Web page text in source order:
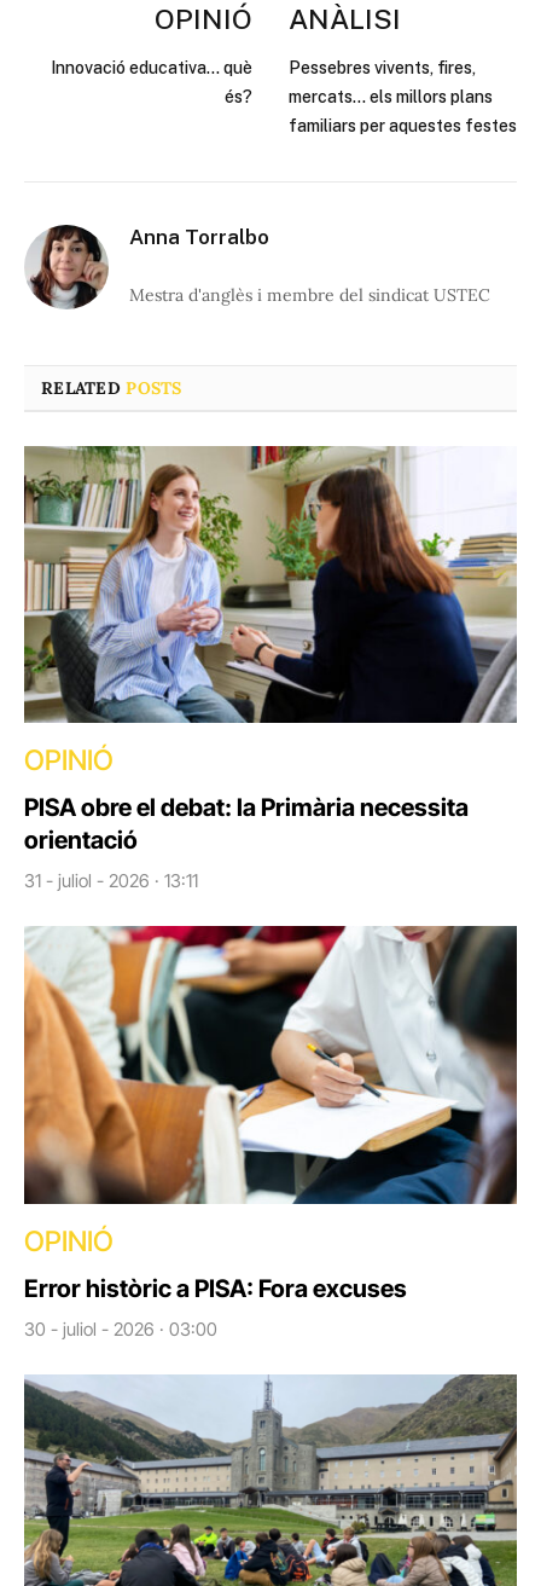
OPINIÓ
Innovació educativa… què
és?
ANÀLISI
Pessebres vivents, fires,
mercats… els millors plans
familiars per aquestes festes
Anna Torralbo
Mestra d'anglès i membre del sindicat USTEC
RELATEDPOSTS
OPINIÓ
PISA obre el debat: la Primària necessita
orientació
31 - juliol - 2026 · 13:11
OPINIÓ
Error històric a PISA: Fora excuses
30 - juliol - 2026 · 03:00